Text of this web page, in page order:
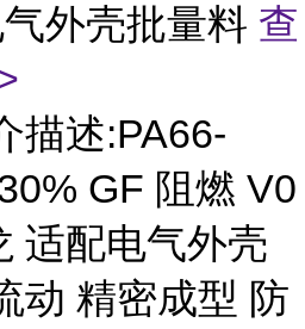
外壳批量料 查
描述:PA66-
GF 阻燃 V0
适配电气外壳
动 精密成型 防